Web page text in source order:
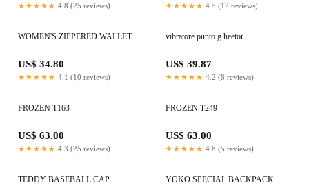
★★★★★ 4.8 (25 reviews) ★★★★★ 4.5 (12 reviews)
WOMEN'S ZIPPERED WALLET
US$ 34.80
★★★★★ 4.1 (10 reviews)
vibratore punto g heetor
US$ 39.87
★★★★★ 4.2 (8 reviews)
FROZEN T163
US$ 63.00
★★★★★ 4.3 (25 reviews)
FROZEN T249
US$ 63.00
★★★★★ 4.8 (5 reviews)
TEDDY BASEBALL CAP YOKO SPECIAL BACKPACK